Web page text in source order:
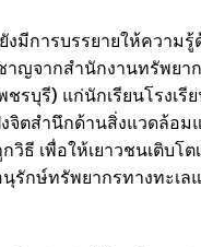
งมีการบรรยายให้ความ
าญจากสำนักงานทรัพยา
ชรบุรี) แก่นักเรียนโรงเรี
จิตสำนึกด้านสิ่งแวดล้อม
วิธี เพื่อให้เยาวชนเติบโ
รักษ์ทรัพยากรทางทะเล